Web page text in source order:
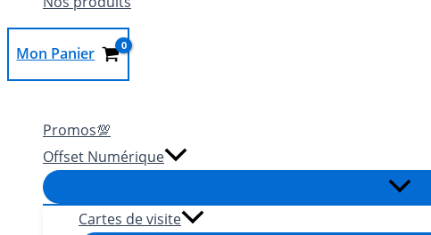
Mon Panier
Promos💯
Offset Numérique
Cartes de visite